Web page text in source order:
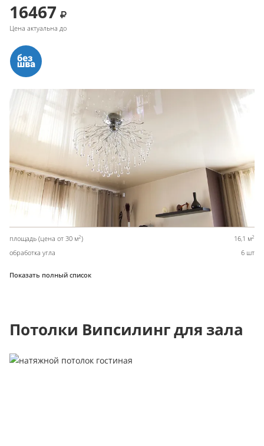
16467
Цена актуальна до
площадь (цена от 30 м2) 16,1 м2
обработка угла 6 шт
Показать полный список
Потолки Випсилинг для зала